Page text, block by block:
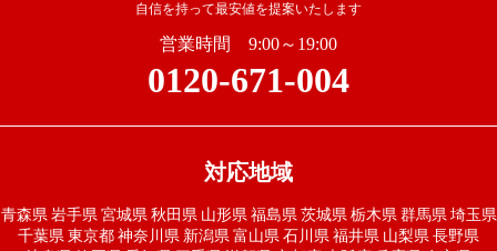
自信を持って最安値を提案いたします
営業時間 9:00～19:00
0120-671-004
対応地域
青森県 岩手県 宮城県 秋田県 山形県 福島県 茨城県 栃木県 群馬県 埼玉県
千葉県 東京都 神奈川県 新潟県 富山県 石川県 福井県 山梨県 長野県